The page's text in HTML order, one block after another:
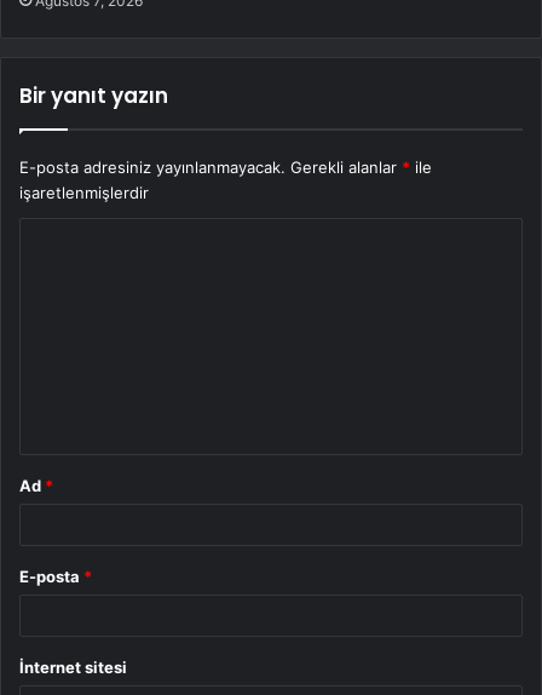
Bir yanıt yazın
E-posta adresiniz yayınlanmayacak. Gerekli alanlar * ile
işaretlenmişlerdir
Ad *
E-posta *
İnternet sitesi